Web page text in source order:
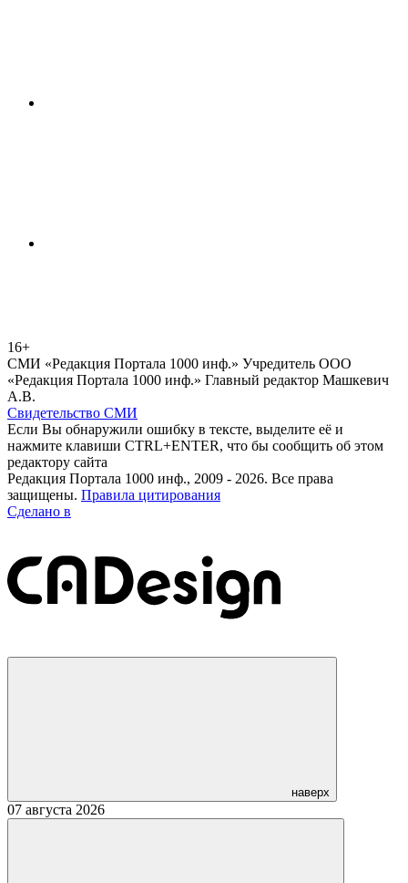
16+
СМИ «Редакция Портала 1000 инф.» Учредитель ООО
«Редакция Портала 1000 инф.» Главный редактор Машкевич
А.В.
Свидетельство СМИ
Если Вы обнаружили ошибку в тексте, выделите её и
нажмите клавиши CTRL+ENTER, что бы сообщить об этом
редактору сайта
Редакция Портала 1000 инф., 2009 - 2026. Все права
защищены. Правила цитирования
Сделано в
наверх
07 августа 2026